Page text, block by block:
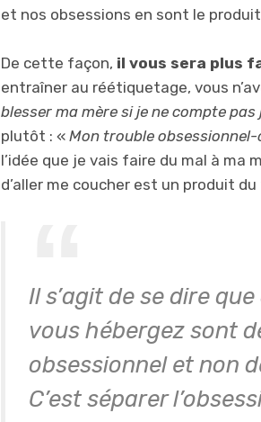
et nos obsessions en sont le
De cette façon, il vous sera plus
entraîner au réétiquetage, vous
blesser ma mère si je ne compte
plutôt : « Mon trouble obsessionnel-
l’idée que je vais faire du mal à ma
d’aller me coucher est un produit
Il s’agit de se dire
vous hébergez sont
obsessionnel et non
C’est séparer